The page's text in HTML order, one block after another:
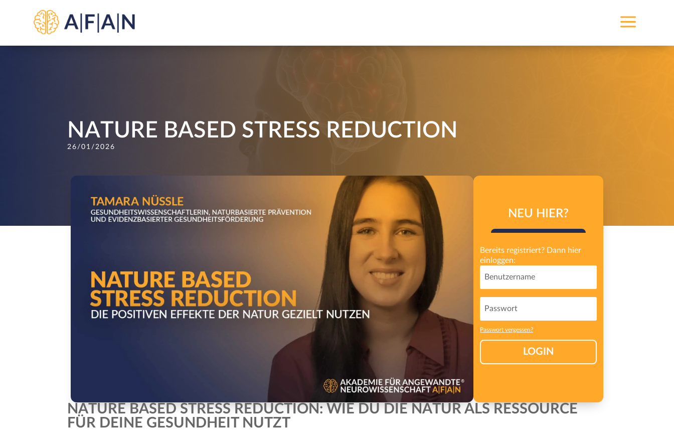
a
NATURE BASED STRESS REDUCTION
26/01/2026
NEU HIER?
Bereits registriert? Dann hier
einloggen:
Passwort vergessen?
LOGIN
NATURE BASED STRESS REDUCTION: WIE DU DIE NATUR ALS RESSOURCE
FÜR DEINE GESUNDHEIT NUTZT